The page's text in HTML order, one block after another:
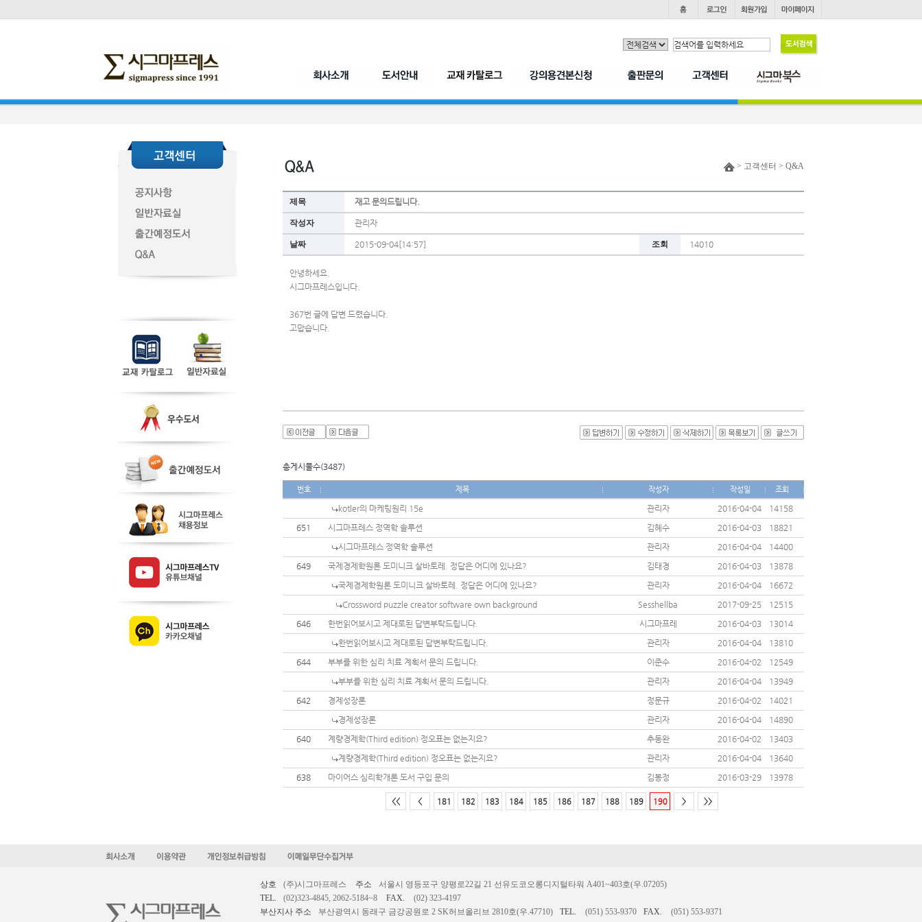
> 고객센터 > Q&A
제목 재고 문의드립니다.
작성자 관리자
날짜 2015-09-04[14:57] 조회 14010
안녕하세요.
시그마프레스입니다.
367번 글에 답변 드렸습니다.
고맙습니다.
총게시물수(3487)
번호 제목 작성자 작성일 조회
kotler의 마케팅원리 15e 관리자 2016-04-04
14158
651
시그마프레스 정역학 솔루션 김혜수 2016-04-03
18821
시그마프레스 정역학 솔루션
관리자 2016-04-04
14400
649
국제경제학원론 도미니크 살바토레. 정답은 어디에 있나요? 김태경 2016-04-03
13878
국제경제학원론 도미니크 살바토레. 정답은 어디에 있나요?
관리자 2016-04-04
16672
Crossword puzzle creator software own background
Sesshellba 2017-09-25
12515
646
한번읽어보시고 제대로된 답변부탁드립니다. 시그마프레 2016-04-03
13014
한번읽어보시고 제대로된 답변부탁드립니다.
관리자 2016-04-04
13810
644
부부를 위한 심리 치료 계획서 문의 드립니다. 이준수 2016-04-02
12549
부부를 위한 심리 치료 계획서 문의 드립니다.
관리자 2016-04-04
13949
642
경제성장론 정문규 2016-04-02
14021
경제성장론
관리자 2016-04-04
14890
640
계량경제학(Third edition) 정오표는 없는지요? 추동완 2016-04-02
13403
계량경제학(Third edition) 정오표는 없는지요?
관리자 2016-04-04
13640
638
마이어스 심리학개론 도서 구입 문의 김봉정 2016-03-29 13978
<< < 181 182 183 184 185 186 187 188 189 190 > >>
상호 (주)시그마프레스 주소
서울시 영등포구 양평로22길 21 선유도코오롱디지털타워 A401~403호(우.07205)
TEL.
(02)323-4845, 2062-5184~8 FAX.
(02) 323-4197
부산지사 주소
부산광역시 동래구 금강공원로 2 SK허브올리브 2810호(우.47710) TEL. (051) 553-9370 FAX.
(051) 553-9371